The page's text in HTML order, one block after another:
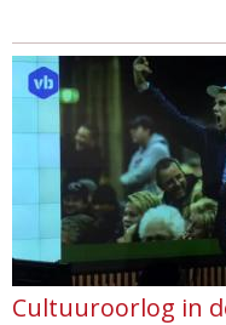
Cultuuroorlog in